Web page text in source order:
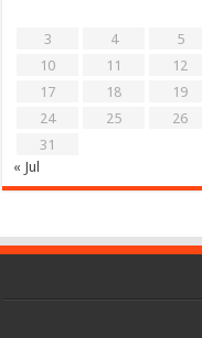
3
4 5
10
11 12
17
18 19
24
25 26
31
« Jul